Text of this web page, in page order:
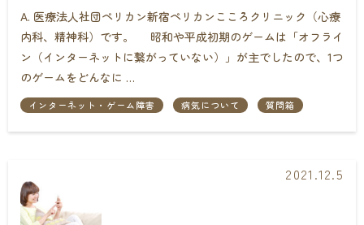
A. 医療法人社団ペリカン新宿ペリカンこころクリニック（心療
内科、精神科）です。 昭和や平成初期のゲームは「オフライ
ン（インターネットに繋がっていない）」が主でしたので、1つ
のゲームをどんなに …
インターネット・ゲーム障害 病気について 質問箱
2021.12.5